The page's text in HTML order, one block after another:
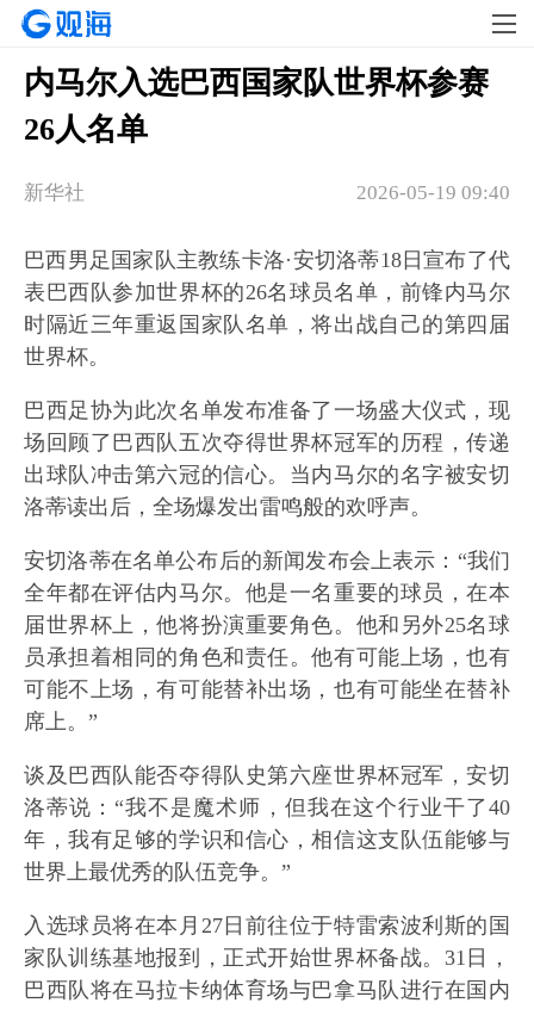
内马尔入选巴西国家队世界杯参赛
26人名单
2026-05-19 09:40
新华社
巴西男足国家队主教练卡洛·安切洛蒂18日宣布了代
表巴西队参加世界杯的26名球员名单，前锋内马尔
时隔近三年重返国家队名单，将出战自己的第四届
世界杯。
巴西足协为此次名单发布准备了一场盛大仪式，现
场回顾了巴西队五次夺得世界杯冠军的历程，传递
出球队冲击第六冠的信心。当内马尔的名字被安切
洛蒂读出后，全场爆发出雷鸣般的欢呼声。
安切洛蒂在名单公布后的新闻发布会上表示：“我们
全年都在评估内马尔。他是一名重要的球员，在本
届世界杯上，他将扮演重要角色。他和另外25名球
员承担着相同的角色和责任。他有可能上场，也有
可能不上场，有可能替补出场，也有可能坐在替补
席上。”
谈及巴西队能否夺得队史第六座世界杯冠军，安切
洛蒂说：“我不是魔术师，但我在这个行业干了40
年，我有足够的学识和信心，相信这支队伍能够与
世界上最优秀的队伍竞争。”
入选球员将在本月27日前往位于特雷索波利斯的国
家队训练基地报到，正式开始世界杯备战。31日，
巴西队将在马拉卡纳体育场与巴拿马队进行在国内